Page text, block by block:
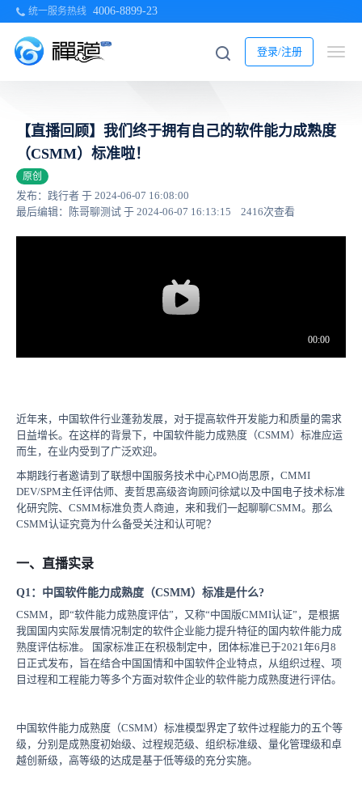
统一服务热线 4006-8899-23
登录/注册
【直播回顾】我们终于拥有自己的软件能力成熟度
（CSMM）标准啦！
原创
发布：践行者 于 2024-06-07 16:08:00
最后编辑：陈哥聊测试 于 2024-06-07 16:13:15
2416次查看
近年来，中国软件行业蓬勃发展，对于提高软件开发能力和质量的需求
日益增长。在这样的背景下，中国软件能力成熟度（CSMM）标准应运
而生，在业内受到了广泛欢迎。
本期践行者邀请到了联想中国服务技术中心PMO尚思原，CMMI
DEV/SPM主任评估师、麦哲思高级咨询顾问徐斌以及中国电子技术标准
化研究院、CSMM标准负责人商迪，来和我们一起聊聊CSMM。那么
CSMM认证究竟为什么备受关注和认可呢？
一、直播实录
Q1：中国软件能力成熟度（CSMM）标准是什么?
CSMM，即“软件能力成熟度评估”，又称“中国版CMMI认证”，是根据
我国国内实际发展情况制定的软件企业能力提升特征的国内软件能力成
熟度评估标准。 国家标准正在积极制定中，团体标准已于2021年6月8
日正式发布，旨在结合中国国情和中国软件企业特点，从组织过程、项
目过程和工程能力等多个方面对软件企业的软件能力成熟度进行评估。
中国软件能力成熟度（CSMM）标准模型界定了软件过程能力的五个等
级，分别是成熟度初始级、过程规范级、组织标准级、量化管理级和卓
越创新级，高等级的达成是基于低等级的充分实施。